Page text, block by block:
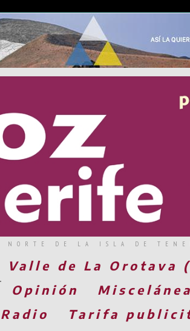
NORTE DE LA ISLA DE
Valle de La Orotava
Opinión
Miscelánea
Tarifa